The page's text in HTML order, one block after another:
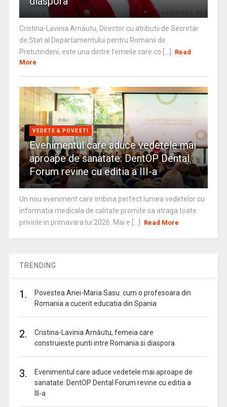
Cristina-Lavinia Arnăutu, Director cu atributii de Secretar
de Stat al Departamentului pentru Romanii de
Pretutindeni, este una dintre femeile care co [...]
Read
More
VEDETE & POVESTI
Evenimentul care aduce vedetele mai
aproape de sanatate: DentOP Dental
Forum revine cu editia a III-a
Un nou eveniment care imbina perfect lumea vedetelor cu
informatia medicala de calitate promite sa atraga toate
privirile in primavara lui 2026. Mai e [...]
Read More
TRENDING
1.
Povestea Anei-Maria Sasu: cum o profesoara din
Romania a cucerit educatia din Spania
2.
Cristina-Lavinia Arnăutu, femeia care
construieste punti intre Romania si diaspora
3.
Evenimentul care aduce vedetele mai aproape de
sanatate: DentOP Dental Forum revine cu editia a
III-a